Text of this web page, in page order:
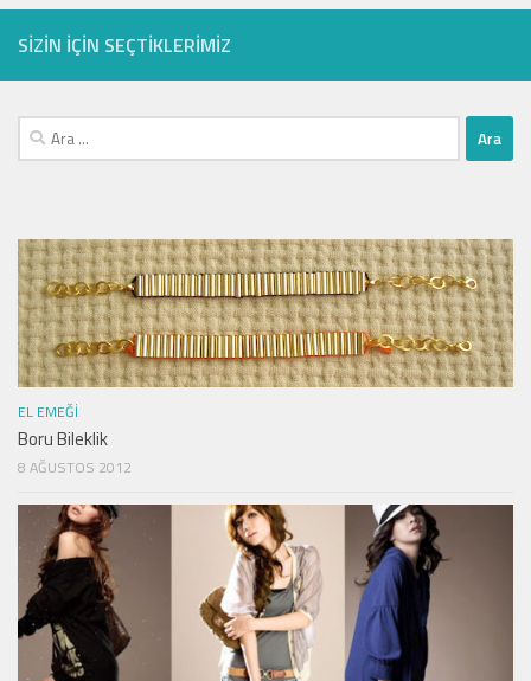
SIZIN IÇIN SEÇTIKLERIMIZ
Arama:
EL EMEĞI
Boru Bileklik
8 AĞUSTOS 2012